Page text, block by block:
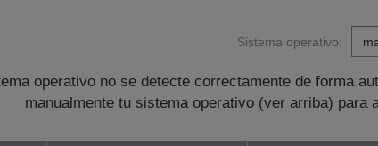
Sistema operativo:
operativo no se detecte correctamente de forma
manualmente tu sistema operativo (ver arriba) para